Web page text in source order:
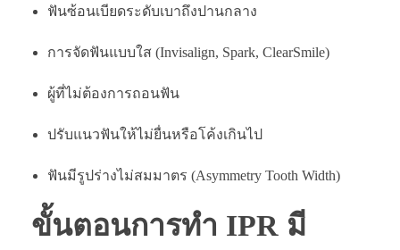
ฟันซ้อนเบียดระดับเบาถึงปานกลาง
การจัดฟันแบบใส (Invisalign, Spark, ClearSmile)
ผู้ที่ไม่ต้องการถอนฟัน
ปรับแนวฟันให้ไม่ยื่นหรือโค้งเกินไป
ฟันมีรูปร่างไม่สมมาตร (Asymmetry Tooth Width)
ขั้นตอนการทำ IPR มี